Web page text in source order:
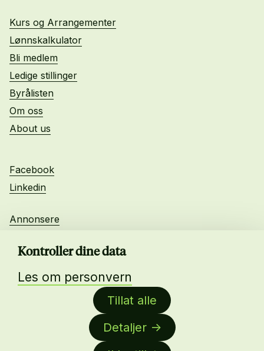
Kontroller dine data
Tillat alle
Detaljer
Les om personvern
Kurs og Arrangementer
Lønnskalkulator
Bli medlem
Ledige stillinger
Byrålisten
Om oss
About us
Facebook
Linkedin
Annonsere
Daglig leder:
Anne-Lise Mørch von der Fehr
Malin Sundby Revaa